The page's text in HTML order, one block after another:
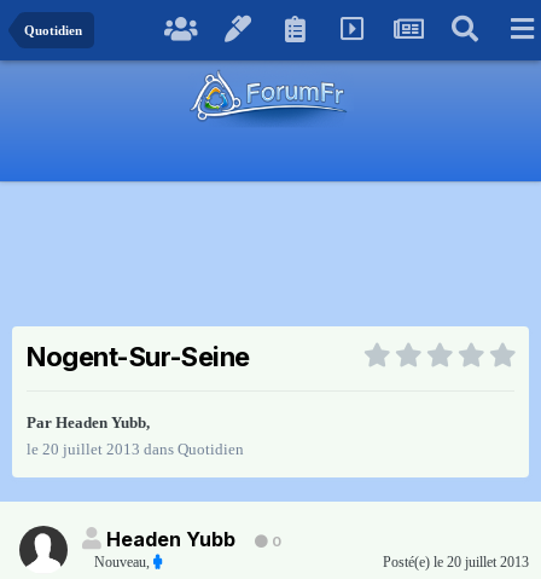
Quotidien
Nogent-Sur-Seine
Par Headen Yubb,
le 20 juillet 2013 dans Quotidien
Headen Yubb
0
Nouveau, Posté(e) le 20 juillet 2013